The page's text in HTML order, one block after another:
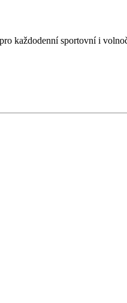
každodenní sportovní i